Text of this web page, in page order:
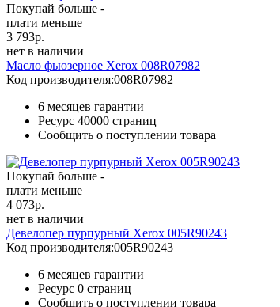
Покупай больше -
плати меньше
3 793р.
нет в наличии
Масло фьюзерное Xerox 008R07982
Код производителя:008R07982
6 месяцев гарантии
Ресурс 40000 страниц
Сообщить о поступлении товара
Покупай больше -
плати меньше
4 073р.
нет в наличии
Девелопер пурпурный Xerox 005R90243
Код производителя:005R90243
6 месяцев гарантии
Ресурс 0 страниц
Сообщить о поступлении товара